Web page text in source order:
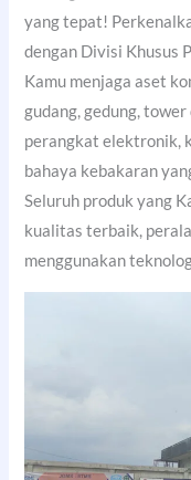
yang tepat!
dengan Divisi Khusus
Kamu menjaga aset
gudang, gedung,
perangkat elektronik,
bahaya kebakaran
Seluruh produk yang
kualitas terbaik,
menggunakan